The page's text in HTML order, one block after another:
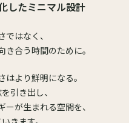
したミニマル設計
ではなく、
合う時間のために。
より鮮明になる。
引き出し、
が生まれる空間を、